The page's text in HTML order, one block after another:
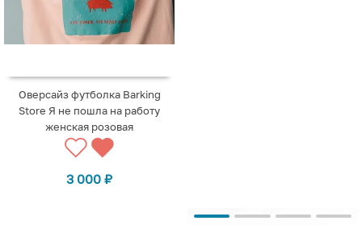
Оверсайз футболка Barking
Store Я не пошла на работу
женская розовая
3 000 ₽